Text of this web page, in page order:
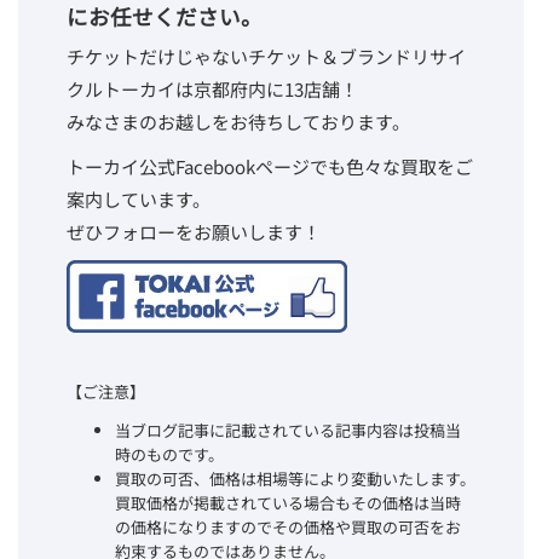
にお任せください。
チケットだけじゃないチケット＆ブランドリサイ
クルトーカイは京都府内に13店舗！
みなさまのお越しをお待ちしております。
トーカイ公式Facebookページでも色々な買取をご
案内しています。
ぜひフォローをお願いします！
【ご注意】
当ブログ記事に記載されている記事内容は投稿当
時のものです。
買取の可否、価格は相場等により変動いたします。
買取価格が掲載されている場合もその価格は当時
の価格になりますのでその価格や買取の可否をお
約束するものではありません。